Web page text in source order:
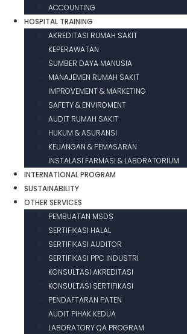
ACCOUNTING
HOSPITAL TRAINING
AKREDITASI RUMAH SAKIT
KEPERAWATAN
SUMBER DAYA MANUSIA
MANAJEMEN RUMAH SAKIT
IMPROVEMENT & MARKETING
SAFETY & ENVIROMENT
AUDIT RUMAH SAKIT
HUKUM & ASURANSI
KEUANGAN & PEMASARAN
INSTALASI FARMASI & LABORATORIUM
INTERNATIONAL PROGRAM
SUSTAINABILITY
OTHER SERVICES
PEMBUATAN MSDS
SERTIFIKASI HALAL
SERTIFIKASI AUDITOR
SERTIFIKASI PPC INDUSTRI
KONSULTASI AKREDITASI
KONSULTASI SERTIFIKASI
PENDAFTARAN PATEN
AUDIT PIHAK KEDUA
LABORATORY QA PROGRAM